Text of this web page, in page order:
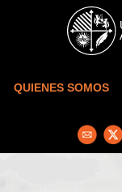
Skip to main content
QUIENES SOMOS